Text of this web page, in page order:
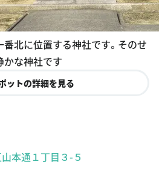
北に位置する神社です。そのせ
かな神社です
ットの詳細を見る
本通１丁目３-５